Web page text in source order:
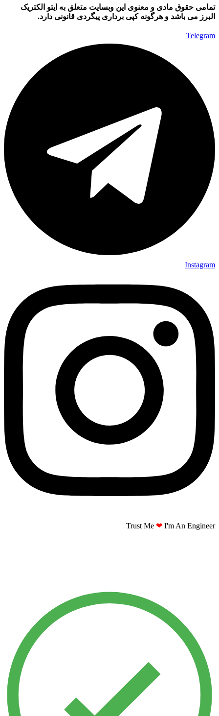
تمامی حقوق مادی و معنوی این وبسایت متعلق به ایتو الکتریک
البرز می باشد و هرگونه کپی برداری پیگردی قانونی دارد.
Telegram
Instagram
Trust Me ❤ I'm An Engineer​​